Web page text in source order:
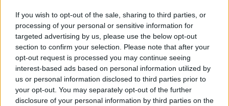
If you wish to opt-out of the sale, sharing to third parties, or
processing of your personal or sensitive information for
targeted advertising by us, please use the below opt-out
section to confirm your selection. Please note that after your
opt-out request is processed you may continue seeing
interest-based ads based on personal information utilized by
us or personal information disclosed to third parties prior to
your opt-out. You may separately opt-out of the further
disclosure of your personal information by third parties on the
Via Confalonieri, 5
Castronno
Tutti gli eventi
diagosto
Roberto Morandi